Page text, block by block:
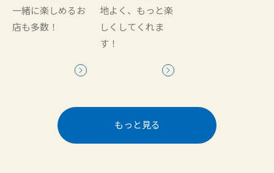
一緒に楽しめるお
店も多数！
地よく、もっと楽
しくしてくれま
す！
もっと見る